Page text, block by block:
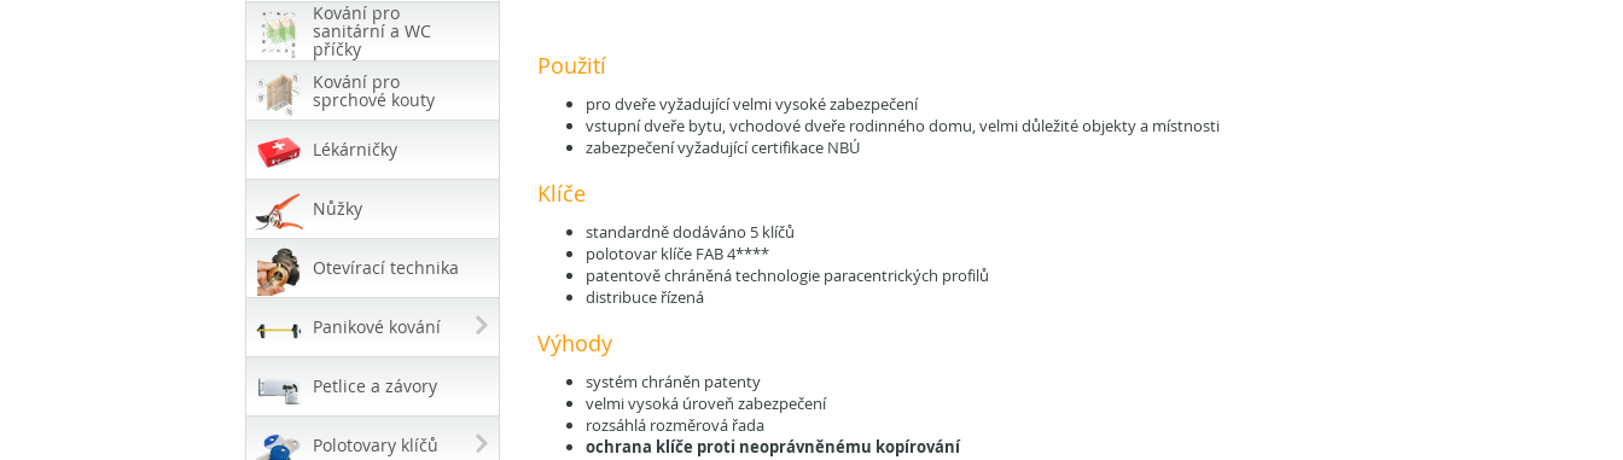
Kování pro
sanitární a WC
příčky
Kování pro
sprchové kouty
Lékárničky
Nůžky
Otevírací technika
Panikové kování
Petlice a závory
Polotovary klíčů
Použití
pro dveře vyžadující velmi vysoké zabezpečení
vstupní dveře bytu, vchodové dveře rodinného domu, velmi důležité objekty a místnosti
zabezpečení vyžadující certifikace NBÚ
Klíče
standardně dodáváno 5 klíčů
polotovar klíče FAB 4****
patentově chráněná technologie paracentrických profilů
distribuce řízená
Výhody
systém chráněn patenty
velmi vysoká úroveň zabezpečení
rozsáhlá rozměrová řada
ochrana klíče proti neoprávněnému kopírování